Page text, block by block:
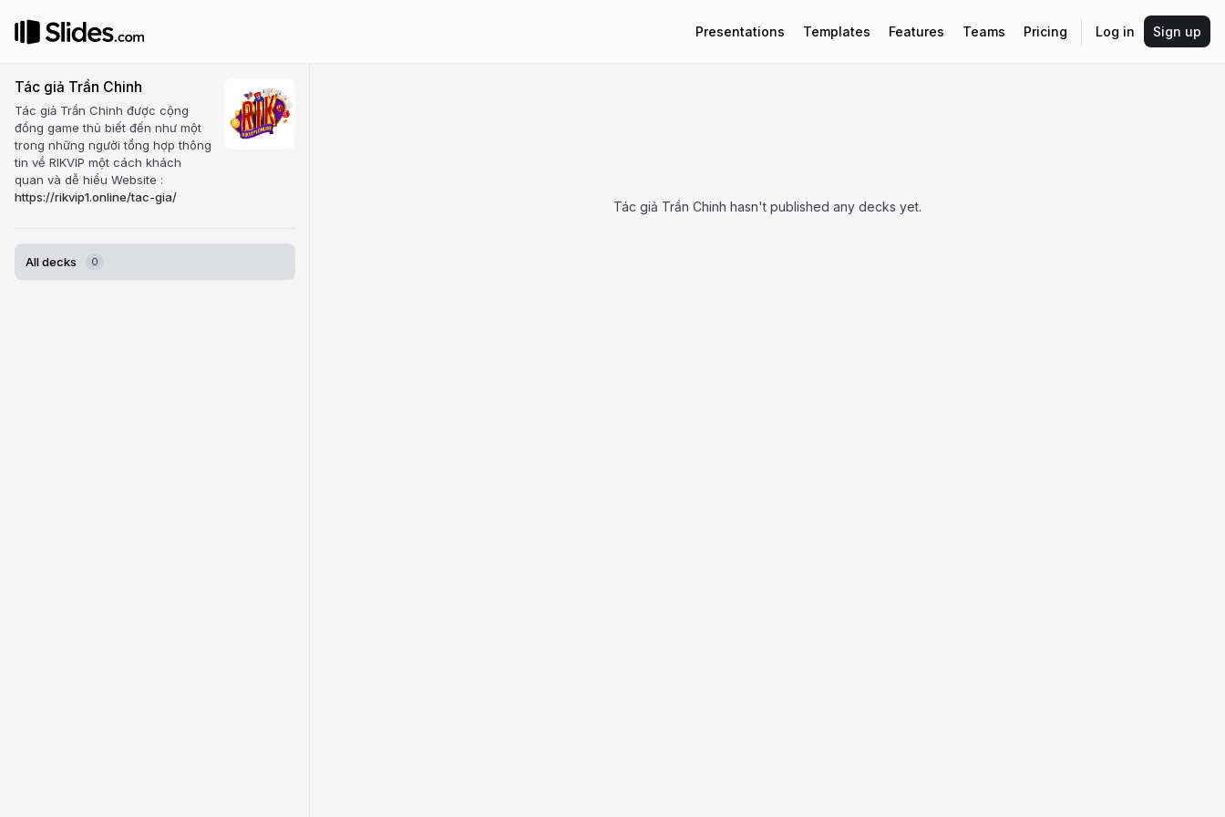
Presentations Templates Features Teams Pricing Log in Sign up
Tác giả Trần Chinh
Tác giả Trần Chinh được cộng
đồng game thủ biết đến như một
trong những người tổng hợp thông
tin về RIKVIP một cách khách
quan và dễ hiểu Website :
https://rikvip1.online/tac-gia/
All decks 0
Tác giả Trần Chinh hasn't published any decks yet.